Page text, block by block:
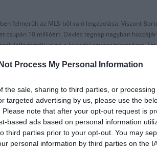
Process My Personal Information
the sale, sharing to third parties, or
targeted advertising by us, please use the
note that after your opt-out request is
based ads based on personal information
third parties prior to your opt-out. You may
personal information by third parties on the
felmerült az MLS-ből való leigazolása. Viszont
10 millióért. Davies tegnap nagyban
felfedezték volna a kanadai szuper tehetséget,
ig kötelezte el magát.